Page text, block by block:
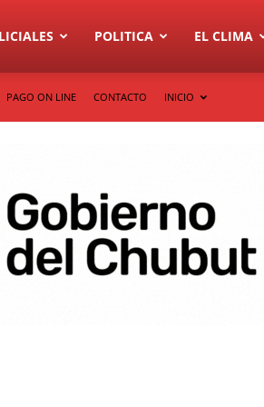
POLITICA EL CLIMA
PAGO ON LINE CONTACTO INICIO